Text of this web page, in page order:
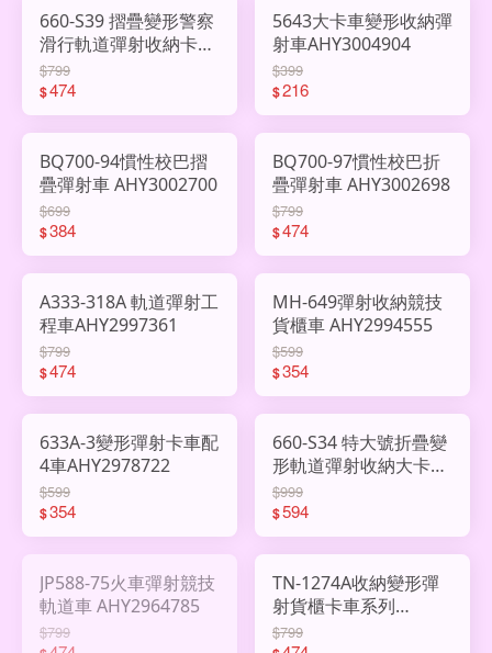
660-S39 摺疊變形警察
滑行軌道彈射收納卡車
AHY2914919
$799
$474
5643大卡車變形收納彈
射車AHY3004904
$399
$216
BQ700-94慣性校巴摺
疊彈射車 AHY3002700
$699
$384
BQ700-97慣性校巴折
疊彈射車 AHY3002698
$799
$474
A333-318A 軌道彈射工
程車AHY2997361
$799
$474
MH-649彈射收納競技
貨櫃車 AHY2994555
$599
$354
633A-3變形彈射卡車配
4車AHY2978722
$599
$354
660-S34 特大號折疊變
形軌道彈射收納大卡車
AHY2888511
$999
$594
JP588-75火車彈射競技
軌道車 AHY2964785
$799
TN-1274A收納變形彈
射貨櫃卡車系列
AHY2964092
$799